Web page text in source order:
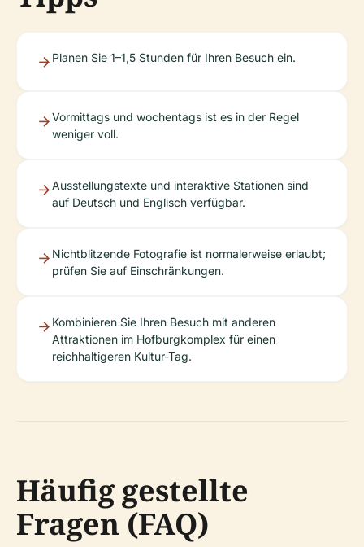
Planen Sie 1–1,5 Stunden für Ihren Besuch ein.
Vormittags und wochentags ist es in der Regel
weniger voll.
Ausstellungstexte und interaktive Stationen sind
auf Deutsch und Englisch verfügbar.
Nichtblitzende Fotografie ist normalerweise erlaubt;
prüfen Sie auf Einschränkungen.
Kombinieren Sie Ihren Besuch mit anderen
Attraktionen im Hofburgkomplex für einen
reichhaltigeren Kultur-Tag.
Häufig gestellte
Fragen (FAQ)